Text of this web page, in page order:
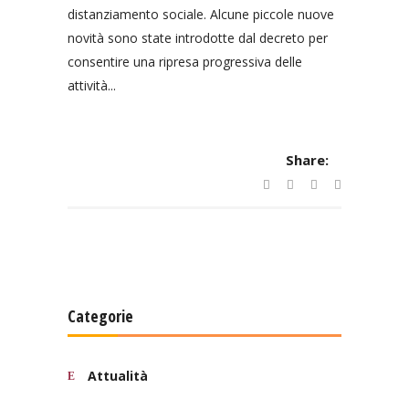
distanziamento sociale. Alcune piccole nuove
novità sono state introdotte dal decreto per
consentire una ripresa progressiva delle
attività...
Share:
Categorie
Attualità